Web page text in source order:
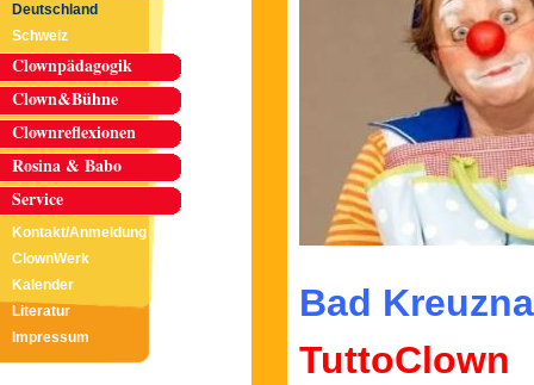
Deutschland
Schweiz
Clownpädagogik
Clown&Bühne
Clownreflexionen
Rosina & Babo
Service
Kontakt/Anmeldung
ClownWerk
Kalender
Literatur
Impressum
Bad
TuttoClown